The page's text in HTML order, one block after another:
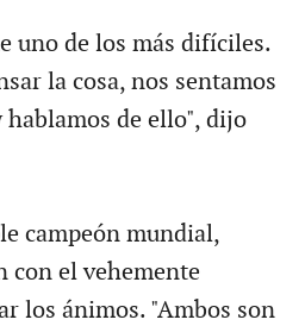
uno de los más difíciles.
la cosa, nos sentamos
de ello", dijo
campeón mundial,
con el vehemente
los ánimos. "Ambos son